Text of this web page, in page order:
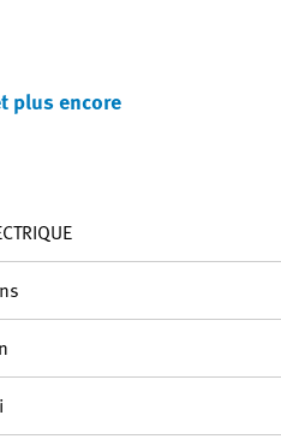
plus encore